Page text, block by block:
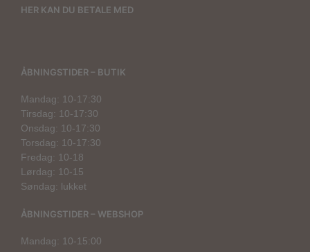
HER KAN DU BETALE MED
ÅBNINGSTIDER – BUTIK
Mandag: 10-17:30
Tirsdag: 10-17:30
Onsdag: 10-17:30
Torsdag: 10-17:30
Fredag: 10-18
Lørdag: 10-15
Søndag: lukket
ÅBNINGSTIDER – WEBSHOP
Mandag: 10-15:00